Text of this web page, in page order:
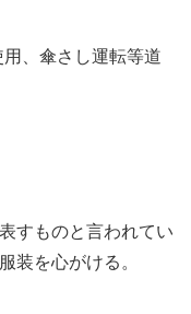
、傘さし運転等道
すものと言われてい
装を心がける。